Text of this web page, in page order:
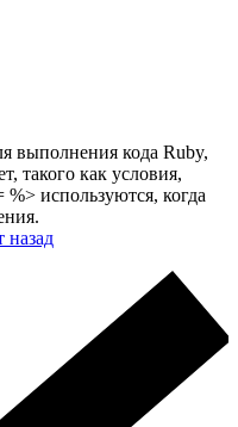
выполнения кода Ruby,
такого как условия,
используются, когда
назад